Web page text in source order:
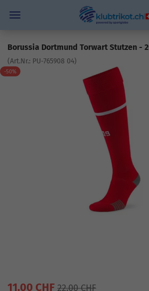
Borussia Dortmund Torwart Stutzen -
(Art.Nr.: PU-765908 04)
-50%
11.00 CHF 22.00 CHF